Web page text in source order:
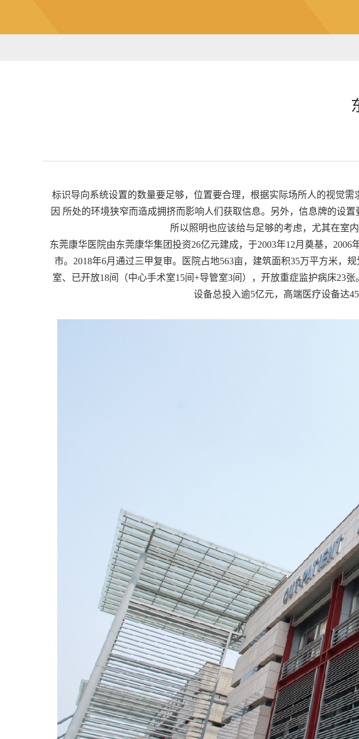
标识导向系统设置的数量要足够，位置要合理，根据实际场所人的视觉
因 所处的环境狭窄而造成拥挤而影响人们获取信息。另外，信息牌的设
所以照明也应该给与足够的考虑，尤其在室
东莞康华医院由东莞康华集团投资26亿元建成，于2003年12月奠基，
市。2018年6月通过三甲复审。医院占地563亩，建筑面积35万平方米，
室、已开放18间（中心手术室15间+导管室3间），开放重症监护病床23
设备总投入逾5亿元，高端医疗设备达